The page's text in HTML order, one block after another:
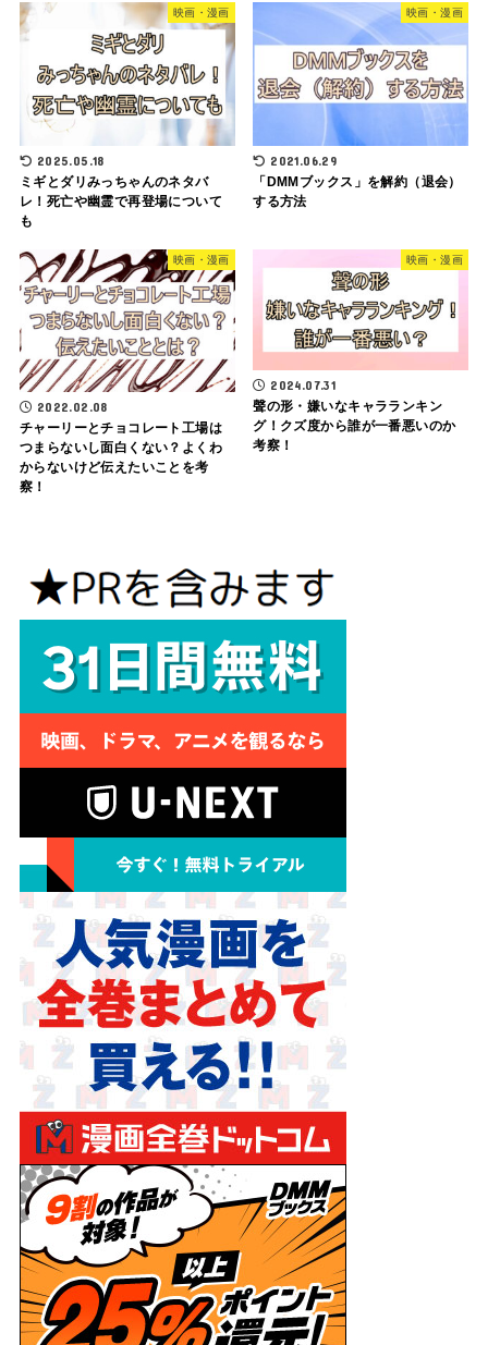
映画・漫画
2025.05.18
ミギとダリみっちゃんのネタバ
レ！死亡や幽霊で再登場について
も
映画・漫画
2021.06.29
「DMMブックス」を解約（退会）
する方法
映画・漫画
2022.02.08
チャーリーとチョコレート工場は
つまらないし面白くない？よくわ
からないけど伝えたいことを考
察！
映画・漫画
2024.07.31
聲の形・嫌いなキャラランキン
グ！クズ度から誰が一番悪いのか
考察！